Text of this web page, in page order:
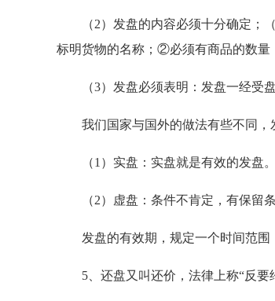
（2）发盘的内容必须十分确定；（
标明货物的名称；②必须有商品的数量
（3）发盘必须表明：发盘一经受盘
我们国家与国外的做法有些不同，
（1）实盘：实盘就是有效的发盘。
（2）虚盘：条件不肯定，有保留条
发盘的有效期，规定一个时间范围
5、还盘又叫还价，法律上称“反要